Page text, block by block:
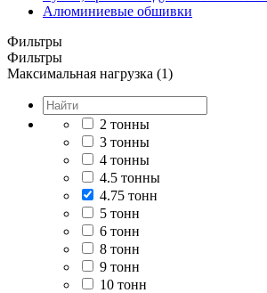
Алюминиевые обшивки
Фильтры
Фильтры
Максимальная нагрузка (1)
2 тонны
3 тонны
4 тонны
4.5 тонны
4.75 тонн
5 тонн
6 тонн
8 тонн
9 тонн
10 тонн